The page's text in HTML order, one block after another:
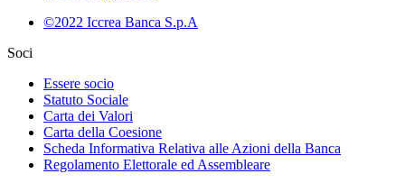
©2022 Iccrea Banca S.p.A
Soci
Essere socio
Statuto Sociale
Carta dei Valori
Carta della Coesione
Scheda Informativa Relativa alle Azioni della Banca
Regolamento Elettorale ed Assembleare